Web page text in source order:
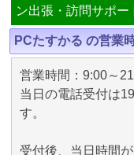
ン出張・訪問サポー
PCたすかる の営業
営業時間：9:00～
当日の電話受付は
す。
受付後、当日時間が